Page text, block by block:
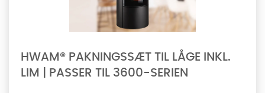
HWAM® PAKNINGSSÆT TIL LÅGE INKL.
LIM | PASSER TIL 3600-SERIEN